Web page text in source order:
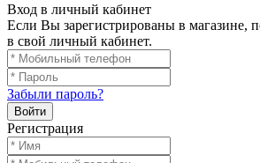
Вход в личный кабинет
Если Вы зарегистрированы в магазине,
в свой личный кабинет.
Забыли пароль?
Войти
Регистрация